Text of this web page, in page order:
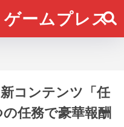
ームプレス
コンテンツ「任
任務で豪華報酬